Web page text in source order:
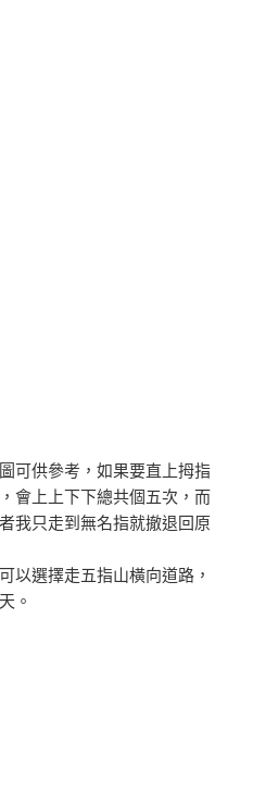
可供參考，如果要直上拇指
會上上下下總共個五次，而
我只走到無名指就撤退回原
以選擇走五指山橫向道路，
。